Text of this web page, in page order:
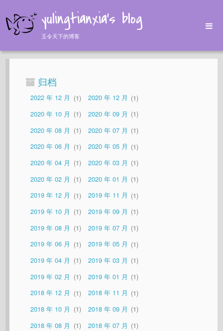
yulingtianxia's blog
玉令天下的博客
Home
Tags
About
归档
2022 年 12 月 1 2020 年 12 月
1
2020 年 10 月
1 2020 年 09 月
1
2020 年 08 月
1 2020 年 07 月
1
2020 年 06 月
1 2020 年 05 月
1
2020 年 04 月
1 2020 年 03 月
1
2020 年 02 月
1 2020 年 01 月
1
2019 年 12 月
1 2019 年 11 月
1
2019 年 10 月
1 2019 年 09 月
1
2019 年 08 月
1 2019 年 07 月
1
2019 年 06 月
1 2019 年 05 月
1
2019 年 04 月
1 2019 年 03 月
1
2019 年 02 月
1 2019 年 01 月
1
2018 年 12 月
1 2018 年 11 月
1
2018 年 10 月
1 2018 年 09 月
1
2018 年 08 月
1 2018 年 07 月
1